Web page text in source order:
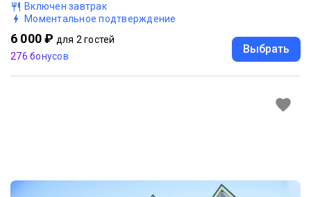
Включен завтрак
Моментальное подтверждение
6 000 ₽ для 2 гостей
276 бонусов
Выбрать